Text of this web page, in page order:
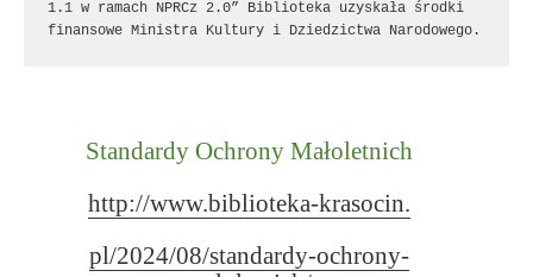
1.1 w ramach NPRCz 2.0” Biblioteka uzyskała środki
finansowe Ministra Kultury i Dziedzictwa Narodowego.
Standardy Ochrony Małoletnich
http://www.biblioteka-krasocin.
pl/2024/08/standardy-ochrony-